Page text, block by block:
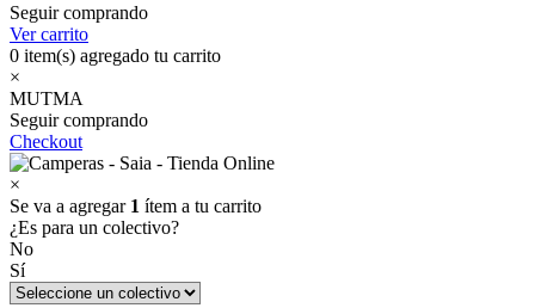
Seguir comprando
Ver carrito
0 item(s) agregado tu carrito
×
MUTMA
Seguir comprando
Checkout
×
Se va a agregar 1 ítem a tu carrito
¿Es para un colectivo?
No
Sí